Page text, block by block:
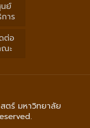
ย์
าร
ต่อ
ะ
ตร์ มหาวิทยาลัย